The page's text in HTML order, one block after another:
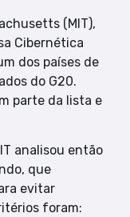
(MIT),
Cibernética
dos países de
do G20.
parte da lista e
analisou então
que
evitar
foram: